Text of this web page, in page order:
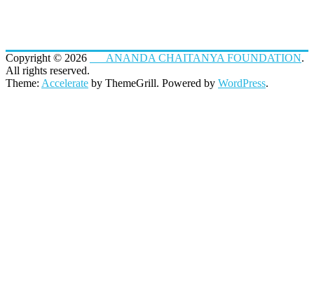
Copyright © 2026 ANANDA CHAITANYA FOUNDATION.
All rights reserved.
Theme: Accelerate by ThemeGrill. Powered by WordPress.